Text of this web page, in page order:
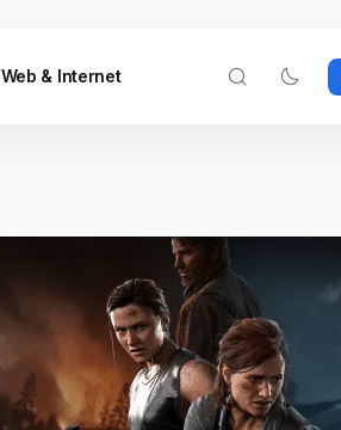
Web & Internet